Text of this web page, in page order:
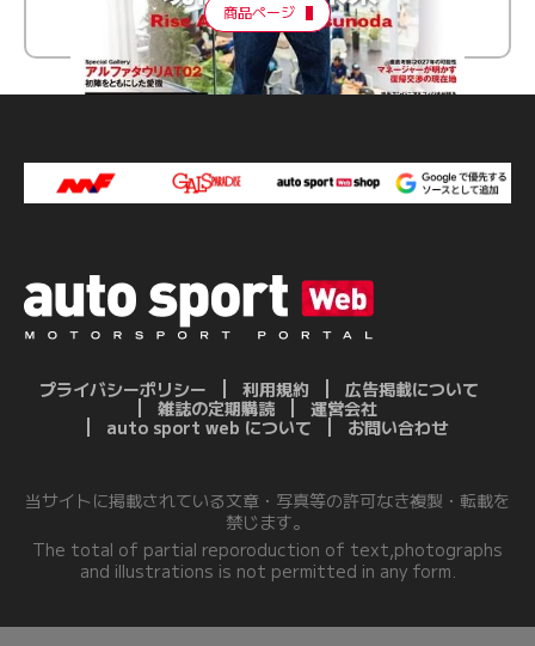
商品ページ
プライバシーポリシー 利用規約
広告掲載について
雑誌の定期購読
運営会社
auto sport web について
お問い合わせ
当サイトに掲載されている文章・写真等の許可なき複製・転載を
禁じます。
The total of partial reporoduction of text,photographs
and illustrations is not permitted in any form.